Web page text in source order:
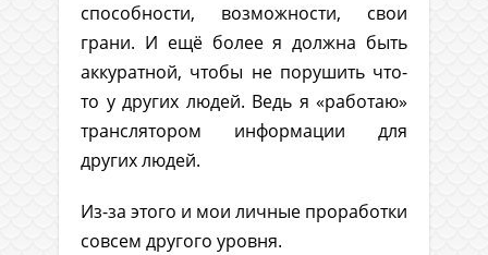
способности, возможности, свои
грани. И ещё более я должна быть
аккуратной, чтобы не порушить что-
то у других людей. Ведь я «работаю»
транслятором информации для
других людей.
Из-за этого и мои личные проработки
совсем другого уровня.